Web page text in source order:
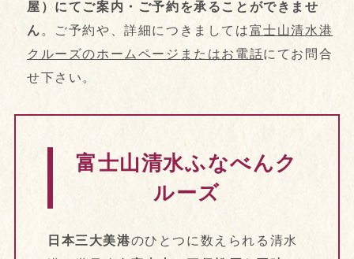
屋）にてご案内・ご予約を承ることができませ
ん。ご予約や、詳細につきましては富士山清水港
クルーズのホームページまたはお電話にてお問合
せ下さい。
富士山清水ふなべんク
ルーズ
日本三大美港のひとつに数えられる清水